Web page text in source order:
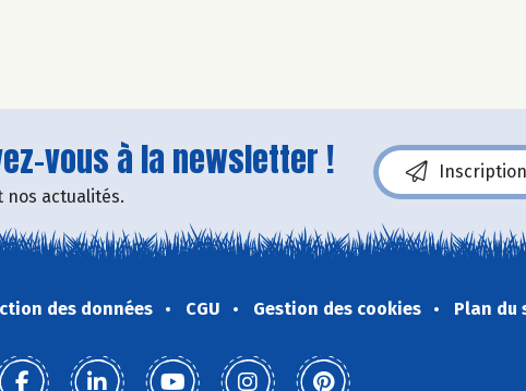
vous à la newsletter !
nos actualités.
des données CGU Gestion des cookies Plan du